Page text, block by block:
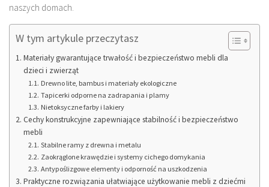
naszych domach.
W tym artykule przeczytasz
Materiały gwarantujące trwałość i bezpieczeństwo mebli dla
dzieci i zwierząt
Drewno lite, bambus i materiały ekologiczne
Tapicerki odporne na zadrapania i plamy
Nietoksyczne farby i lakiery
Cechy konstrukcyjne zapewniające stabilność i bezpieczeństwo
mebli
Stabilne ramy z drewna i metalu
Zaokrąglone krawędzie i systemy cichego domykania
Antypoślizgowe elementy i odporność na uszkodzenia
Praktyczne rozwiązania ułatwiające użytkowanie mebli z dziećmi